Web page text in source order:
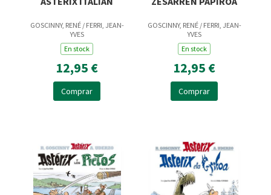
GOSCINNY, RENÉ / FERRI, JEAN-
YVES
En stock
12,95 €
Comprar
GOSCINNY, RENÉ / FERRI, JEAN-
YVES
En stock
12,95 €
Comprar